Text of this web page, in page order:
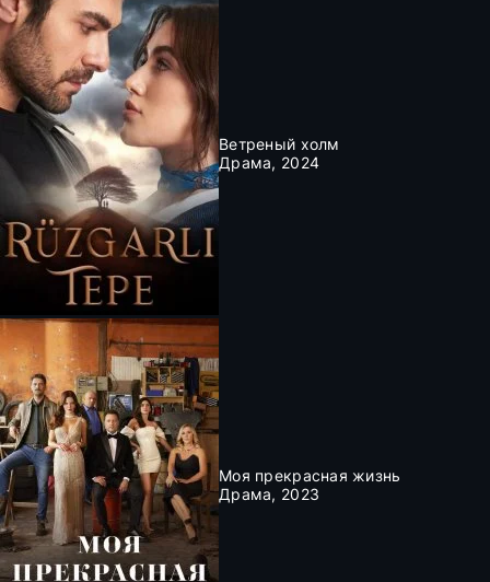
Ветреный холм
Драма, 2024
Моя прекрасная жизнь
Драма, 2023